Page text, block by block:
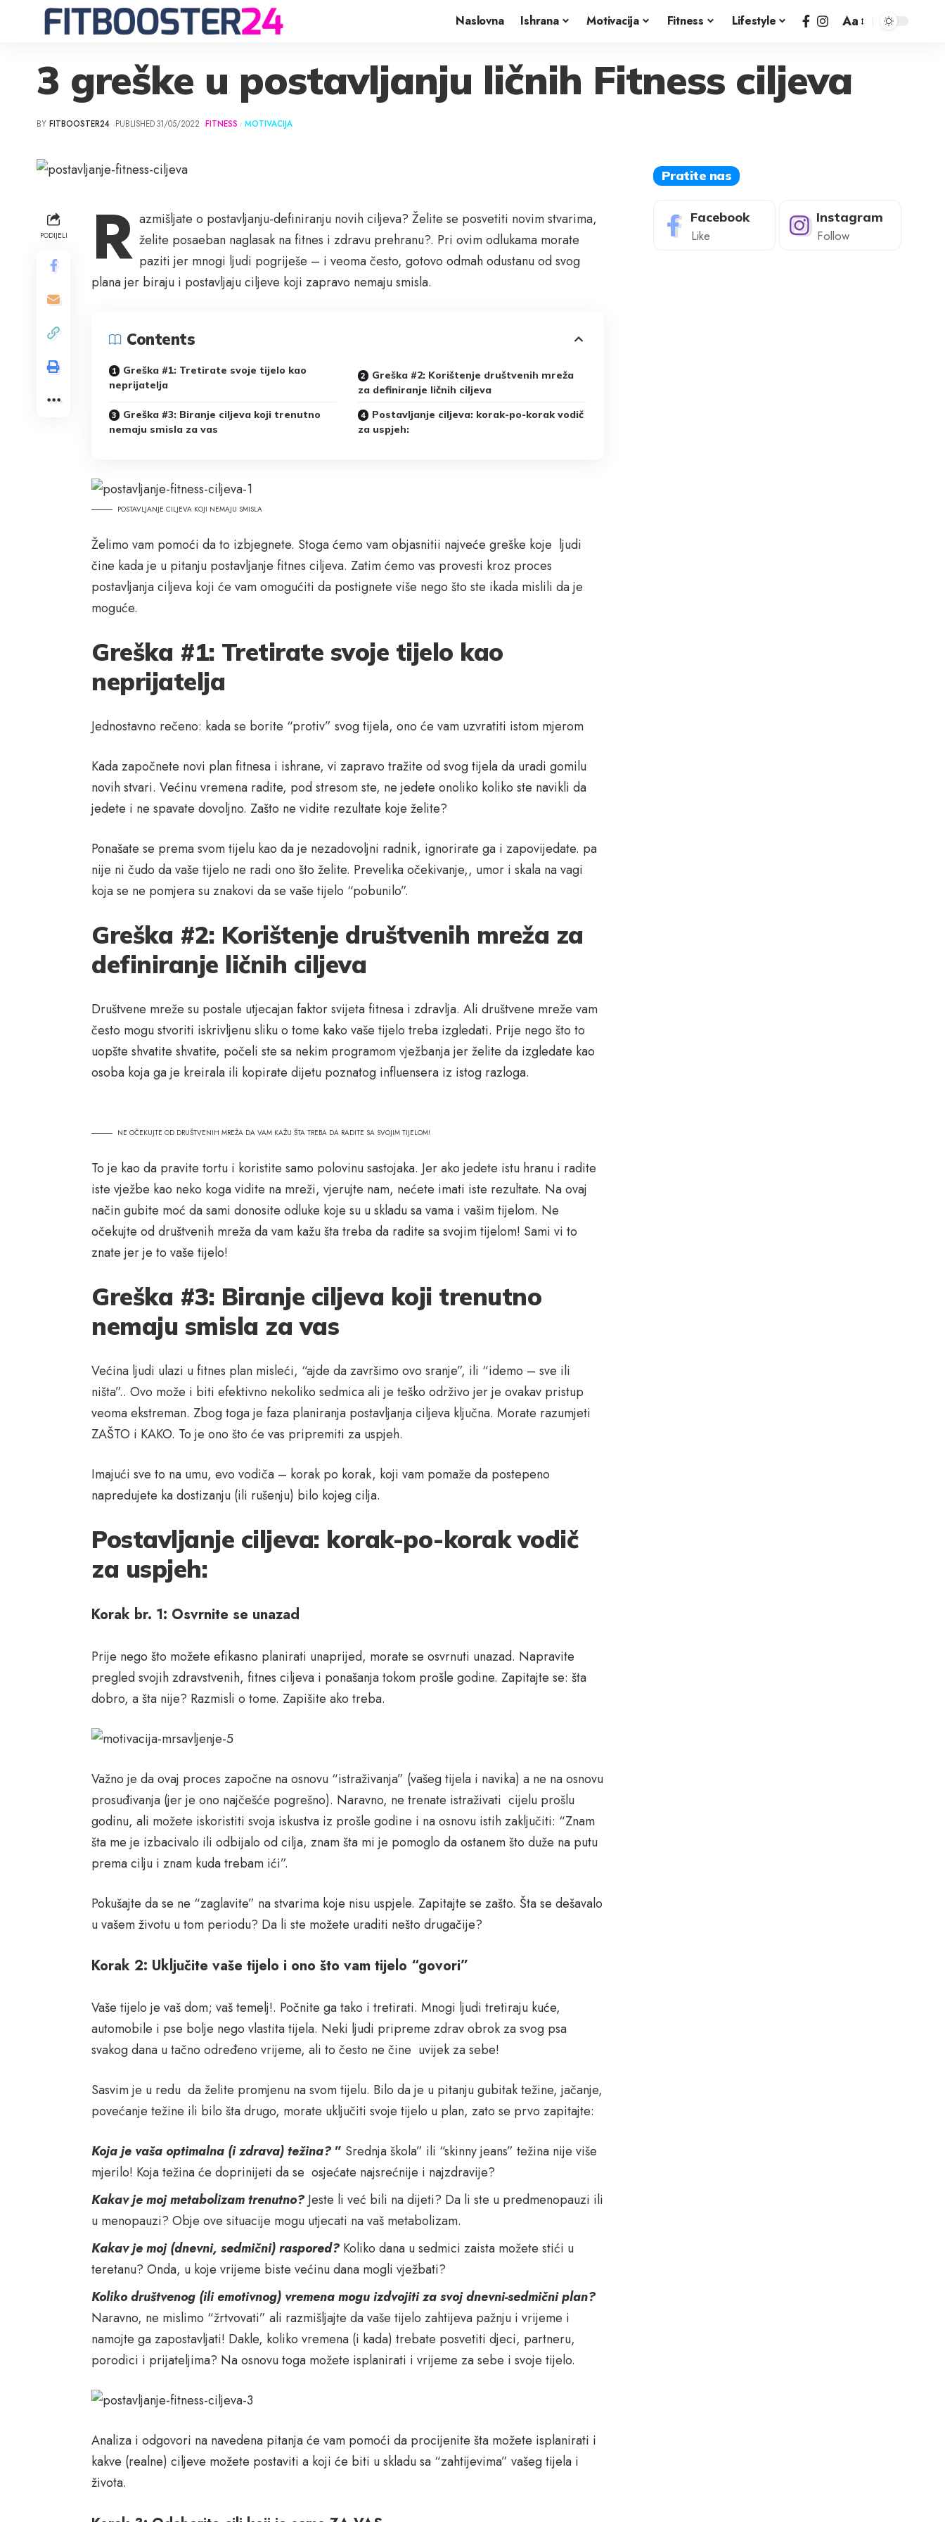
Naslovna Ishrana Motivacija Fitness Lifestyle Aa
3 greške u postavljanju ličnih Fitness ciljeva
BY FITBOOSTER24 PUBLISHED 31/05/2022 FITNESS MOTIVACIJA
PODIJELI R azmišljate o postavljanju-definiranju novih ciljeva? Želite se posvetiti novim stvarima,
želite posaeban naglasak na fitnes i zdravu prehranu?. Pri ovim odlukama morate
paziti jer mnogi ljudi pogriješe – i veoma često, gotovo odmah odustanu od svog
plana jer biraju i postavljaju ciljeve koji zapravo nemaju smisla.
Contents
Greška #1: Tretirate svoje tijelo kao
neprijatelja
Greška #2: Korištenje društvenih mreža
za definiranje ličnih ciljeva
Greška #3: Biranje ciljeva koji trenutno
nemaju smisla za vas
Postavljanje ciljeva: korak-po-korak vodič
za uspjeh:
POSTAVLJANJE CILJEVA KOJI NEMAJU SMISLA
Želimo vam pomoći da to izbjegnete. Stoga ćemo vam objasnitii najveće greške koje ljudi
čine kada je u pitanju postavljanje fitnes ciljeva. Zatim ćemo vas provesti kroz proces
postavljanja ciljeva koji će vam omogućiti da postignete više nego što ste ikada mislili da je
moguće.
Greška #1: Tretirate svoje tijelo kao
neprijatelja
Jednostavno rečeno: kada se borite “protiv” svog tijela, ono će vam uzvratiti istom mjerom
Kada započnete novi plan fitnesa i ishrane, vi zapravo tražite od svog tijela da uradi gomilu
novih stvari. Većinu vremena radite, pod stresom ste, ne jedete onoliko koliko ste navikli da
jedete i ne spavate dovoljno. Zašto ne vidite rezultate koje želite?
Ponašate se prema svom tijelu kao da je nezadovoljni radnik, ignorirate ga i zapovijedate. pa
nije ni čudo da vaše tijelo ne radi ono što želite. Prevelika očekivanje,, umor i skala na vagi
koja se ne pomjera su znakovi da se vaše tijelo “pobunilo”.
Greška #2: Korištenje društvenih mreža za
definiranje ličnih ciljeva
Društvene mreže su postale utjecajan faktor svijeta fitnesa i zdravlja. Ali društvene mreže vam
često mogu stvoriti iskrivljenu sliku o tome kako vaše tijelo treba izgledati. Prije nego što to
uopšte shvatite shvatite, počeli ste sa nekim programom vježbanja jer želite da izgledate kao
osoba koja ga je kreirala ili kopirate dijetu poznatog influensera iz istog razloga.
NE OČEKUJTE OD DRUŠTVENIH MREŽA DA VAM KAŽU ŠTA TREBA DA RADITE SA SVOJIM TIJELOM!
To je kao da pravite tortu i koristite samo polovinu sastojaka. Jer ako jedete istu hranu i radite
iste vježbe kao neko koga vidite na mreži, vjerujte nam, nećete imati iste rezultate. Na ovaj
način gubite moć da sami donosite odluke koje su u skladu sa vama i vašim tijelom. Ne
očekujte od društvenih mreža da vam kažu šta treba da radite sa svojim tijelom! Sami vi to
znate jer je to vaše tijelo!
Greška #3: Biranje ciljeva koji trenutno
nemaju smisla za vas
Većina ljudi ulazi u fitnes plan misleći, “ajde da završimo ovo sranje”, ili “idemo – sve ili
ništa”.. Ovo može i biti efektivno nekoliko sedmica ali je teško održivo jer je ovakav pristup
veoma ekstreman. Zbog toga je faza planiranja postavljanja ciljeva ključna. Morate razumjeti
ZAŠTO i KAKO. To je ono što će vas pripremiti za uspjeh.
Imajući sve to na umu, evo vodiča – korak po korak, koji vam pomaže da postepeno
napredujete ka dostizanju (ili rušenju) bilo kojeg cilja.
Postavljanje ciljeva: korak-po-korak vodič
za uspjeh:
Korak br. 1: Osvrnite se unazad
Prije nego što možete efikasno planirati unaprijed, morate se osvrnuti unazad. Napravite
pregled svojih zdravstvenih, fitnes ciljeva i ponašanja tokom prošle godine. Zapitajte se: šta
dobro, a šta nije? Razmisli o tome. Zapišite ako treba.
Važno je da ovaj proces započne na osnovu “istraživanja” (vašeg tijela i navika) a ne na osnovu
prosuđivanja (jer je ono najčešće pogrešno). Naravno, ne trenate istraživati cijelu prošlu
godinu, ali možete iskoristiti svoja iskustva iz prošle godine i na osnovu istih zaključiti: “Znam
šta me je izbacivalo ili odbijalo od cilja, znam šta mi je pomoglo da ostanem što duže na putu
prema cilju i znam kuda trebam ići”.
Pokušajte da se ne “zaglavite” na stvarima koje nisu uspjele. Zapitajte se zašto. Šta se dešavalo
u vašem životu u tom periodu? Da li ste možete uraditi nešto drugačije?
Korak 2: Uključite vaše tijelo i ono što vam tijelo “govori”
Vaše tijelo je vaš dom; vaš temelj!. Počnite ga tako i tretirati. Mnogi ljudi tretiraju kuće,
automobile i pse bolje nego vlastita tijela. Neki ljudi pripreme zdrav obrok za svog psa
svakog dana u tačno određeno vrijeme, ali to često ne čine uvijek za sebe!
Sasvim je u redu da želite promjenu na svom tijelu. Bilo da je u pitanju gubitak težine, jačanje,
povećanje težine ili bilo šta drugo, morate uključiti svoje tijelo u plan, zato se prvo zapitajte:
Koja je vaša optimalna (i zdrava) težina? ” Srednja škola” ili “skinny jeans” težina nije više
mjerilo! Koja težina će doprinijeti da se osjećate najsrećnije i najzdravije?
Kakav je moj metabolizam trenutno? Jeste li već bili na dijeti? Da li ste u predmenopauzi ili
u menopauzi? Obje ove situacije mogu utjecati na vaš metabolizam.
Kakav je moj (dnevni, sedmični) raspored? Koliko dana u sedmici zaista možete stići u
teretanu? Onda, u koje vrijeme biste većinu dana mogli vježbati?
Koliko društvenog (ili emotivnog) vremena mogu izdvojiti za svoj dnevni-sedmični plan?
Naravno, ne mislimo “žrtvovati” ali razmišljajte da vaše tijelo zahtijeva pažnju i vrijeme i
namojte ga zapostavljati! Dakle, koliko vremena (i kada) trebate posvetiti djeci, partneru,
porodici i prijateljima? Na osnovu toga možete isplanirati i vrijeme za sebe i svoje tijelo.
Analiza i odgovori na navedena pitanja će vam pomoći da procijenite šta možete isplanirati i
kakve (realne) ciljeve možete postaviti a koji će biti u skladu sa “zahtijevima” vašeg tijela i
života.
Pratite nas
Facebook
Like
Instagram
Follow